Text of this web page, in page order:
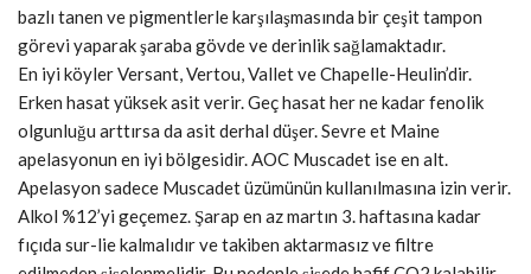
bazlı tanen ve pigmentlerle karşılaşmasında bir çeşit tampon
görevi yaparak şaraba gövde ve derinlik sağlamaktadır.
En iyi köyler Versant, Vertou, Vallet ve Chapelle-Heulin’dir.
Erken hasat yüksek asit verir. Geç hasat her ne kadar fenolik
olgunluğu arttırsa da asit derhal düşer. Sevre et Maine
apelasyonun en iyi bölgesidir. AOC Muscadet ise en alt.
Apelasyon sadece Muscadet üzümünün kullanılmasına izin verir.
Alkol %12’yi geçemez. Şarap en az martın 3. haftasına kadar
fıçıda sur-lie kalmalıdır ve takiben aktarmasız ve filtre